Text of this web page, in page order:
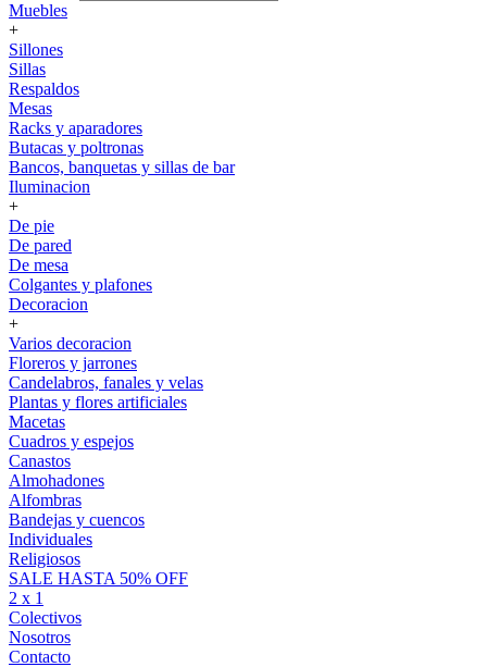
Muebles
+
Sillones
Sillas
Respaldos
Mesas
Racks y aparadores
Butacas y poltronas
Bancos, banquetas y sillas de bar
Iluminacion
+
De pie
De pared
De mesa
Colgantes y plafones
Decoracion
+
Varios decoracion
Floreros y jarrones
Candelabros, fanales y velas
Plantas y flores artificiales
Macetas
Cuadros y espejos
Canastos
Almohadones
Alfombras
Bandejas y cuencos
Individuales
Religiosos
SALE HASTA 50% OFF
2 x 1
Colectivos
Nosotros
Contacto